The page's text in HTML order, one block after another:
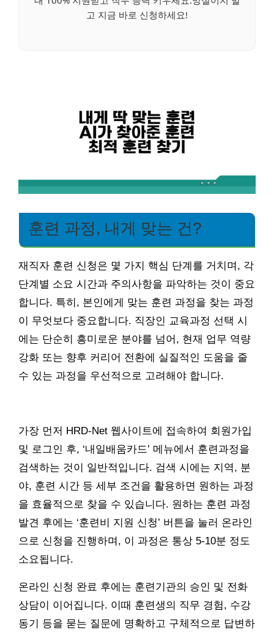
고 지금 바로 신청하세요!
훈련 과정, 내게 맞는 건?
재직자 훈련 신청은 몇 가지 핵심 단계를 거치며, 각
단계별 소요 시간과 주의사항을 파악하는 것이 중요
합니다. 특히, 본인에게 맞는 훈련 과정을 찾는 과정
이 무엇보다 중요합니다. 직장인 교육과정 선택 시
에는 단순히 흥미로운 분야를 넘어, 현재 업무 역량
강화 또는 향후 커리어 전환에 실질적인 도움을 줄
수 있는 과정을 우선적으로 고려해야 합니다.
가장 먼저 HRD-Net 웹사이트에 접속하여 회원가입
및 로그인 후, ‘내일배움카드’ 메뉴에서 훈련과정을
검색하는 것이 일반적입니다. 검색 시에는 지역, 분
야, 훈련 시간 등 세부 조건을 활용하면 원하는 과정
을 효율적으로 찾을 수 있습니다. 원하는 훈련 과정
발견 후에는 ‘훈련비 지원 신청’ 버튼을 눌러 온라인
으로 신청을 진행하며, 이 과정은 통상 5-10분 정도
소요됩니다.
온라인 신청 완료 후에는 훈련기관의 승인 및 전화
상담이 이어집니다. 이때 훈련생의 직무 경험, 수강
동기 등을 묻는 질문에 명확하고 구체적으로 답변하